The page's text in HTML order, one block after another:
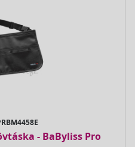
- BaByliss Pro